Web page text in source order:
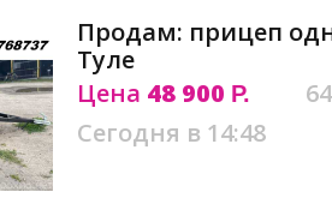
Продам: прицеп
Туле
Цена 48 900 Р.
Сегодня в 14:48